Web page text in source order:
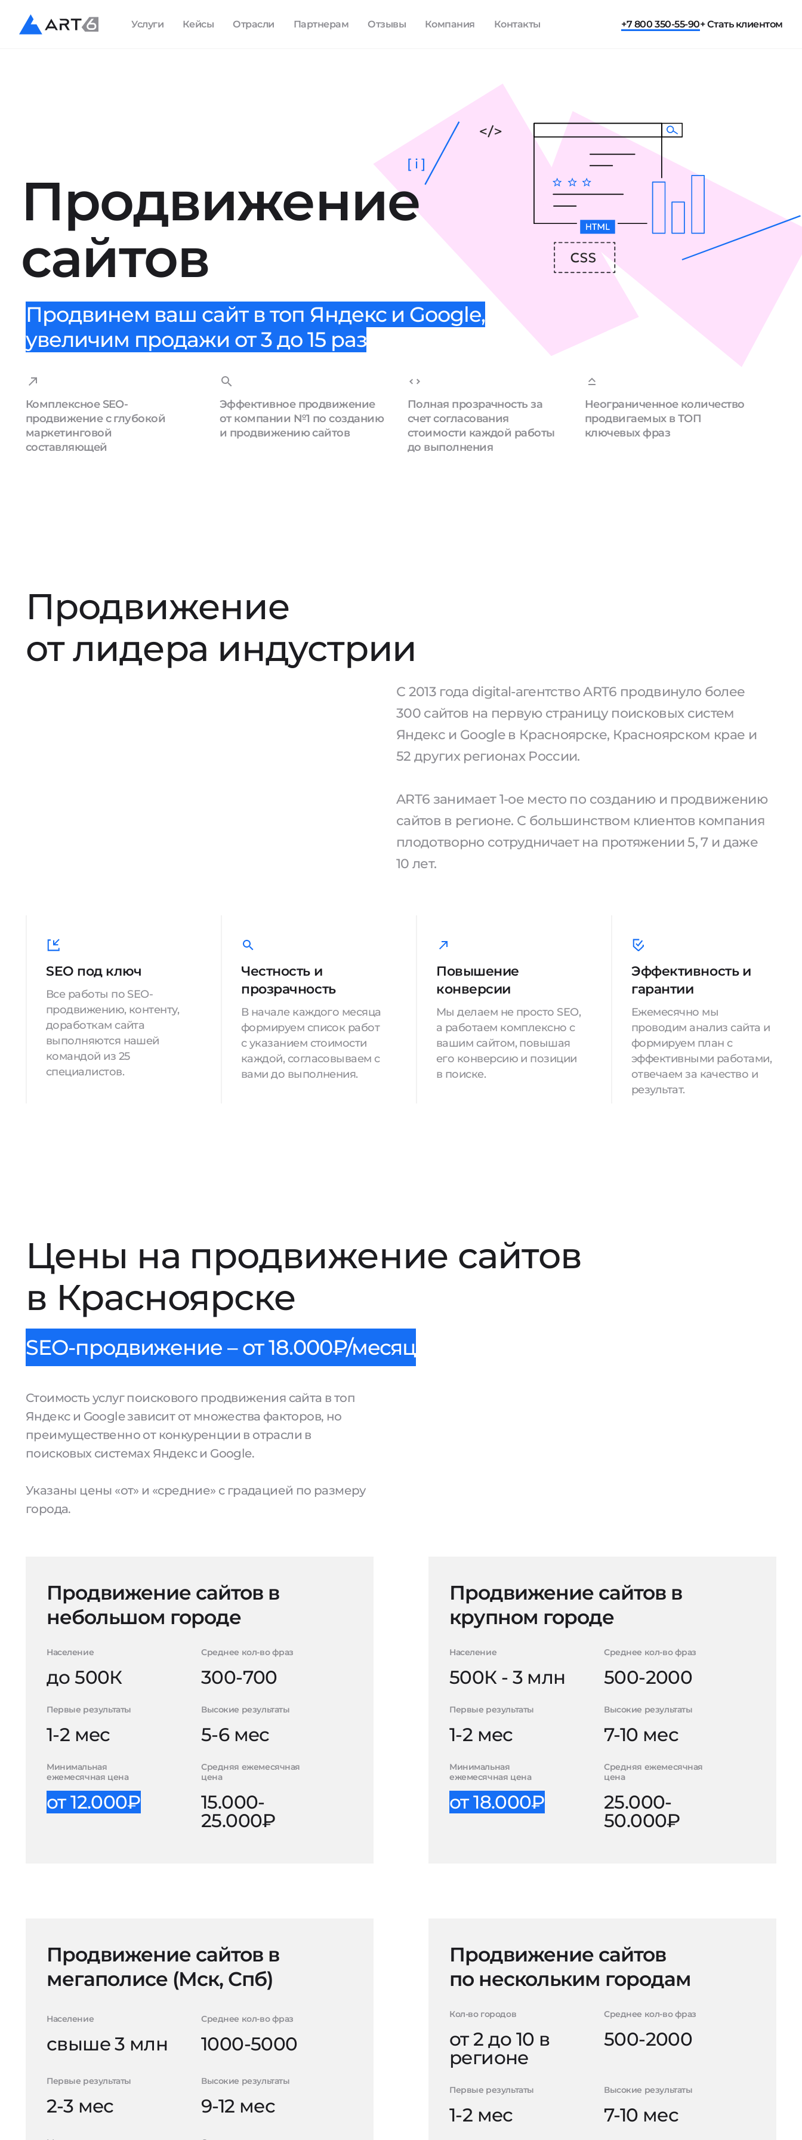
Услуги Кейсы Отрасли Партнерам Отзывы Компания Контакты +7 800 350-55-90+ Стать клиентом
Продвижение
сайтов
[ i ]
Продвинем ваш сайт в топ Яндекс и Google,
увеличим продажи от 3 до 15 раз
Комплексное SEO-
продвижение с глубокой
маркетинговой
составляющей
Эффективное продвижение
от компании №1 по созданию
и продвижению сайтов
Полная прозрачность за
счет согласования
стоимости каждой работы
до выполнения
Неограниченное количество
продвигаемых в ТОП
ключевых фраз
Продвижение
от лидера индустрии
С 2013 года digital-агентство ART6 продвинуло более
300 сайтов на первую страницу поисковых систем
Яндекс и Google в Красноярске, Красноярском крае и
52 других регионах России.
ART6 занимает 1-ое место по созданию и продвижению
сайтов в регионе. С большинством клиентов компания
плодотворно сотрудничает на протяжении 5, 7 и даже
10 лет.
SEO под ключ
Все работы по SEO-
продвижению, контенту,
доработкам сайта
выполняются нашей
командой из 25
специалистов.
Честность и
прозрачность
В начале каждого месяца
формируем список работ
с указанием стоимости
каждой, согласовываем с
вами до выполнения.
Повышение
конверсии
Мы делаем не просто SEO,
а работаем комплексно с
вашим сайтом, повышая
его конверсию и позиции
в поиске.
Эффективность и
гарантии
Ежемесячно мы
проводим анализ сайта и
формируем план с
эффективными работами,
отвечаем за качество и
результат.
Цены на продвижение сайтов
в Красноярске
SEO-продвижение – от 18.000₽/месяц
Стоимость услуг поискового продвижения сайта в топ
Яндекс и Google зависит от множества факторов, но
преимущественно от конкуренции в отрасли в
поисковых системах Яндекс и Google.
Указаны цены «от» и «средние» с градацией по размеру
города.
Продвижение сайтов в
небольшом городе
Население
до 500К
Среднее кол-во фраз
300-700
Первые результаты
1-2 мес
Высокие результаты
5-6 мес
Минимальная
ежемесячная цена
от 12.000₽
Средняя ежемесячная
цена
15.000-
25.000₽
Продвижение сайтов в
крупном городе
Население
500К - 3 млн
Среднее кол-во фраз
500-2000
Первые результаты
1-2 мес
Высокие результаты
7-10 мес
Минимальная
ежемесячная цена
от 18.000₽
Средняя ежемесячная
цена
25.000-
50.000₽
Продвижение сайтов в
мегаполисе (Мск, Спб)
Население
свыше 3 млн
Среднее кол-во фраз
1000-5000
Первые результаты
2-3 мес
Высокие результаты
9-12 мес
Продвижение сайтов
по нескольким городам
Кол-во городов
от 2 до 10 в
регионе
Среднее кол-во фраз
500-2000
Первые результаты
1-2 мес
Высокие результаты
7-10 мес